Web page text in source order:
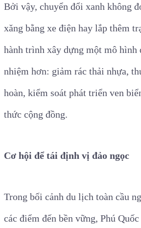
Bởi vậy, chuyển đổi xanh không
xăng bằng xe điện hay lắp thêm
hành trình xây dựng một mô hình
nhiệm hơn: giảm rác thải nhựa,
hoàn, kiểm soát phát triển ven
thức cộng đồng.
Cơ hội để tái định vị đảo ngọc
Trong bối cảnh du lịch toàn cầu
các điểm đến bền vững, Phú